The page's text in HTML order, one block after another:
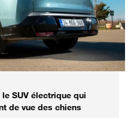
SUV électrique qui
de vue des chiens